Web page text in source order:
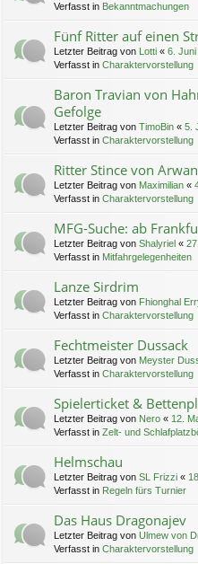
Verfasst in Bekanntmachungen
Fünf Ritter auf einen
Letzter Beitrag von Lotti « 6.
Verfasst in Charaktervorstellung
Baron Travian von
Gefolge
Letzter Beitrag von TimoBin « 5.
Verfasst in Charaktervorstellung
Ritter Stince von
Letzter Beitrag von Maximilian «
Verfasst in Charaktervorstellung
MFG-Suche: ab
Letzter Beitrag von Shalyriel «
Verfasst in Mitfahrgelegenheiten
Lanze Sirdrim
Letzter Beitrag von Fhionghal
Verfasst in Charaktervorstellung
Fechtmeister Dussack
Letzter Beitrag von Meyster
Verfasst in Charaktervorstellung
Spielerticket &
Letzter Beitrag von Nero « 12.
Verfasst in Zelt- und
Helmschau
Letzter Beitrag von SL Frizzi «
Verfasst in Regeln fürs Turnier
Das Haus Dragonajev
Letzter Beitrag von Ulmew von
Verfasst in Charaktervorstellung